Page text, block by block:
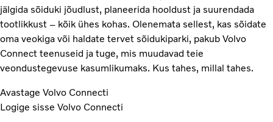
jälgida sõiduki jõudlust, planeerida hooldust ja suurendada
tootlikkust – kõik ühes kohas. Olenemata sellest, kas sõidate
oma veokiga või haldate tervet sõidukiparki, pakub Volvo
Connect teenuseid ja tuge, mis muudavad teie
veondustegevuse kasumlikumaks. Kus tahes, millal tahes.
Avastage Volvo Connecti
Logige sisse Volvo Connecti